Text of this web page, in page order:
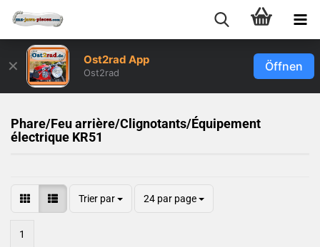
✕ Ost2rad App
Ost2rad Öffnen
Phare/Feu arrière/Clignotants/Équipement
électrique KR51
Trier par 24 par page
1